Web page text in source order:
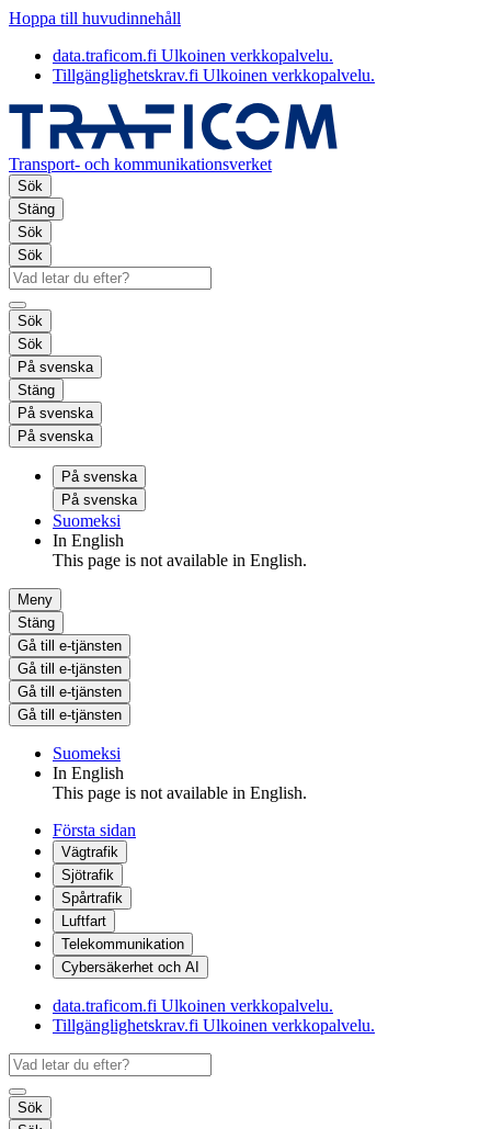
Hoppa till huvudinnehåll
data.traficom.fi Ulkoinen verkkopalvelu.
Tillgänglighetskrav.fi Ulkoinen verkkopalvelu.
Transport- och kommunikationsverket
Sök
Stäng
Sök
Sök
Sök
Sök
På svenska
Stäng
På svenska
På svenska
På svenska
På svenska
Suomeksi
In English
This page is not available in English.
Meny
Stäng
Gå till e-tjänsten
Gå till e-tjänsten
Gå till e-tjänsten
Gå till e-tjänsten
Suomeksi
In English
This page is not available in English.
Första sidan
Vägtrafik
Sjötrafik
Spårtrafik
Luftfart
Telekommunikation
Cybersäkerhet och AI
data.traficom.fi Ulkoinen verkkopalvelu.
Tillgänglighetskrav.fi Ulkoinen verkkopalvelu.
Sök